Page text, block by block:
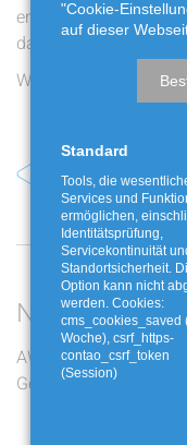
erwartet die drei
das
taff! Aus- und
Wir freuen uns sehr,
Neueste
AWG bewegt: Die zwölf
Gewinner stehen fest
"Cookie-
auf dieser
Standard
Tools, die
Services und
ermöglichen,
Identitätsprüfung,
Servicekontinuität
Standortsicherheit.
Option kann nicht
werden. Cookies:
cms_cookies_saved
Woche), csrf_https-
contao_csrf_token
(Session)